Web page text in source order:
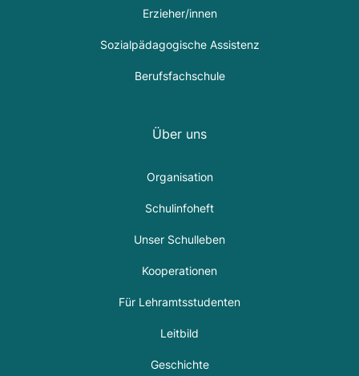
Erzieher/innen
Sozialpädagogische Assistenz
Berufsfachschule
Über uns
Organisation
Schulinfoheft
Unser Schulleben
Kooperationen
Für Lehramtsstudenten
Leitbild
Geschichte